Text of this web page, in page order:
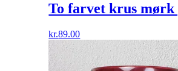
To farvet krus mørk
kr.89.00